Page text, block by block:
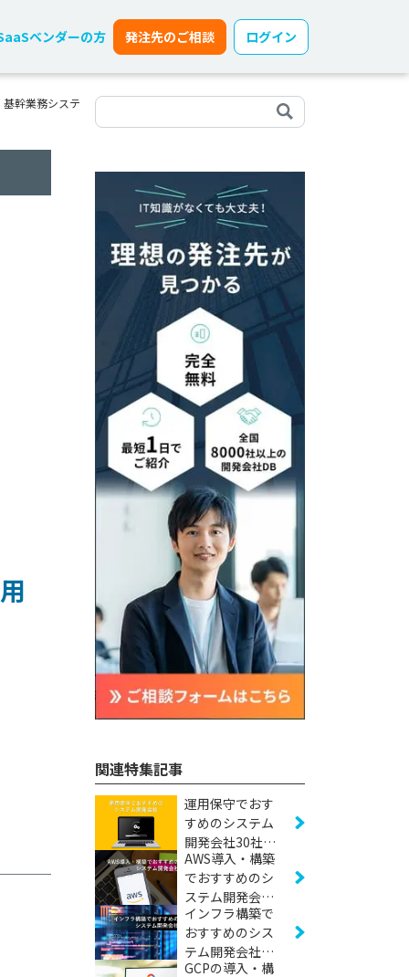
ベンダーの方 発注先のご相談 ログイン
幹業務システ
関連特集記事
運用保守でおす
すめのシステム
開発会社30社
【2026年版】
AWS導入・構築
でおすすめのシ
ステム開発会社
23社【2026年
版】
インフラ構築で
おすすめのシス
テム開発会社20
社【2026年版】
GCPの導入・構